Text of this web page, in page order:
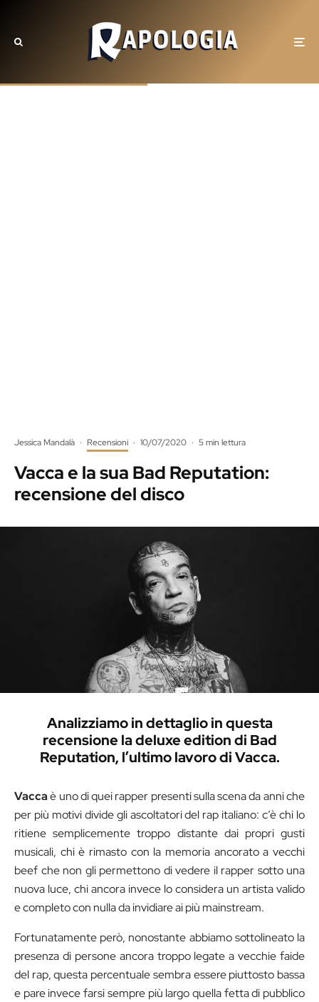
Jessica Mandalà · Recensioni · 10/07/2020 · 5 min lettura
Vacca e la sua Bad Reputation:
recensione del disco
Analizziamo in dettaglio in questa
recensione la deluxe edition di Bad
Reputation, l’ultimo lavoro di Vacca.
Vaccaè uno di quei rapper presenti sulla scena da anni che
per più motivi divide gli ascoltatori del rap italiano: c’è chi lo
ritiene semplicemente troppo distante dai propri gusti
musicali, chi è rimasto con la memoria ancorato a vecchi
beef che non gli permettono di vedere il rapper sotto una
nuova luce, chi ancora invece lo considera un artista valido
e completo con nulla da invidiare ai più mainstream.
Fortunatamente però, nonostante abbiamo sottolineato la
presenza di persone ancora troppo legate a vecchie faide
del rap, questa percentuale sembra essere piuttosto bassa
e pare invece farsi sempre più largo quella fetta di pubblico